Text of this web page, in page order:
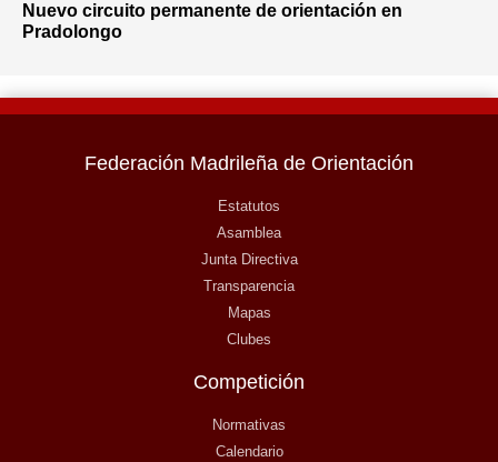
Nuevo circuito permanente de orientación en
Pradolongo
Federación Madrileña de Orientación
Estatutos
Asamblea
Junta Directiva
Transparencia
Mapas
Clubes
Competición
Normativas
Calendario